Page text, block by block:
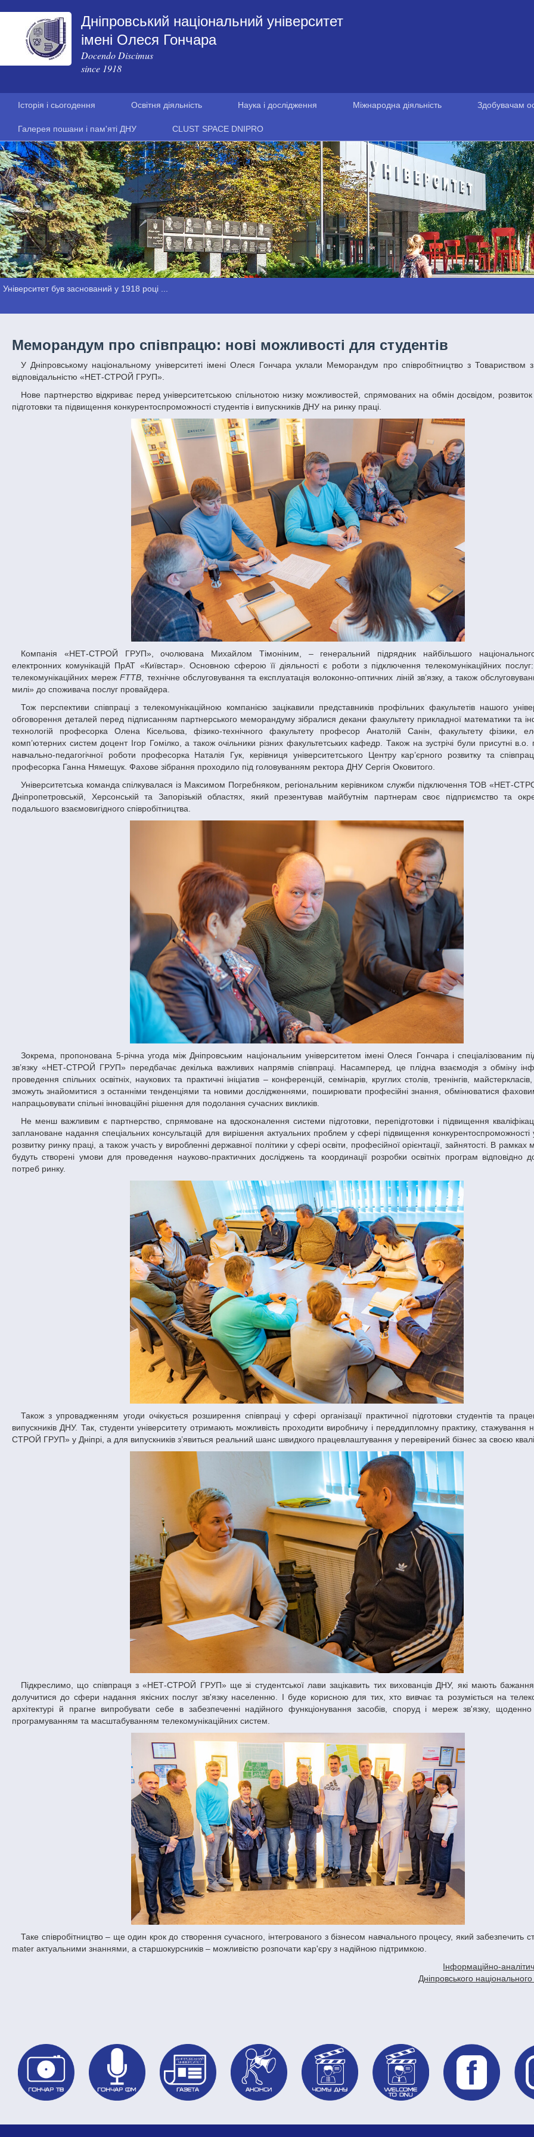
Дніпровський національний університет
імені Олеся Гончара
Docendo Discimus
since 1918
Історія і сьогодення Освітня діяльність Наука і дослідження Міжнародна діяльність Здобувачам
Галерея пошани і пам'яті ДНУ CLUST SPACE DNIPRO
Університет був заснований у 1918 році ...
Меморандум про співпрацю: нові можливості для студентів
У Дніпровському національному університеті імені Олеся Гончара уклали Меморандум про співробітництво з Товариством з обмеженою
відповідальністю «НЕТ-СТРОЙ ГРУП».
Нове партнерство відкриває перед університетською спільнотою низку можливостей, спрямованих на обмін досвідом, розвиток професійної
підготовки та підвищення конкурентоспроможності студентів і випускників ДНУ на ринку праці.
Компанія «НЕТ-СТРОЙ ГРУП», очолювана Михайлом Тімоніним, – генеральний підрядник найбільшого національного оператора
електронних комунікацій ПрАТ «Київстар». Основною сферою її діяльності є роботи з підключення телекомунікаційних послуг:
телекомунікаційних мережFTTB , технічне обслуговування та експлуатація волоконно-оптичних ліній зв’язку, а також
милі» до споживача послуг провайдера.
Тож перспективи співпраці з телекомунікаційною компанією зацікавили представників профільних факультетів нашого університету. Для
обговорення деталей перед підписанням партнерського меморандуму зібралися декани факультету прикладної математики та
технологій професорка Олена Кісельова, фізико-технічного факультету професор Анатолій Санін, факультету фізики,
комп’ютерних систем доцент Ігор Гомілко, а також очільники різних факультетських кафедр. Також на зустрічі були присутні в.о.
навчально-педагогічної роботи професорка Наталія Гук, керівниця університетського Центру кар’єрного розвитку та
професорка Ганна Нямещук. Фахове зібрання проходило під головуванням ректора ДНУ Сергія Оковитого.
Університетська команда спілкувалася із Максимом Погребняком, регіональним керівником служби підключення ТОВ «НЕТ-СТРОЙ ГРУП» по
Дніпропетровській, Херсонській та Запорізькій областях, який презентував майбутнім партнерам своє підприємство та
подальшого взаємовигідного співробітництва.
Зокрема, пропонована 5-річна угода між Дніпровським національним університетом імені Олеся Гончара і спеціалізованим підприємством
зв’язку «НЕТ-СТРОЙ ГРУП» передбачає декілька важливих напрямів співпраці. Насамперед, це плідна взаємодія з обміну
проведення спільних освітніх, наукових та практичні ініціатив – конференцій, семінарів, круглих столів, тренінгів,
зможуть знайомитися з останніми тенденціями та новими дослідженнями, поширювати професійні знання, обмінюватися
напрацьовувати спільні інноваційні рішення для подолання сучасних викликів.
Не менш важливим є партнерство, спрямоване на вдосконалення системи підготовки, перепідготовки і підвищення кваліфікації кадрів. Тут
заплановане надання спеціальних консультацій для вирішення актуальних проблем у сфері підвищення конкурентоспроможності
розвитку ринку праці, а також участь у виробленні державної політики у сфері освіти, професійної орієнтації, зайнятості. В
будуть створені умови для проведення науково-практичних досліджень та координації розробки освітніх програм відповідно
потреб ринку.
Також з упровадженням угоди очікується розширення співпраці у сфері організації практичної підготовки студентів та працевлаштування
випускників ДНУ. Так, студенти університету отримають можливість проходити виробничу і переддипломну практику, стажування
СТРОЙ ГРУП» у Дніпрі, а для випускників з’явиться реальний шанс швидкого працевлаштування у перевірений бізнес за своєю
Підкреслимо, що співпраця з «НЕТ-СТРОЙ ГРУП» ще зі студентської лави зацікавить тих вихованців ДНУ, які мають бажання професійно
долучитися до сфери надання якісних послуг зв'язку населенню. І буде корисною для тих, хто вивчає та розуміється на
архітектурі й прагне випробувати себе в забезпеченні надійного функціонування засобів, споруд і мереж зв'язку,
програмуванням та масштабуванням телекомунікаційних систем.
Таке співробітництво – ще один крок до створення сучасного, інтегрованого з бізнесом навчального процесу, який забезпечить студентів Alma
mater актуальними знаннями, а старшокурсників – можливістю розпочати кар'єру з надійною підтримкою.
Інформаційно-
Дніпровського національного